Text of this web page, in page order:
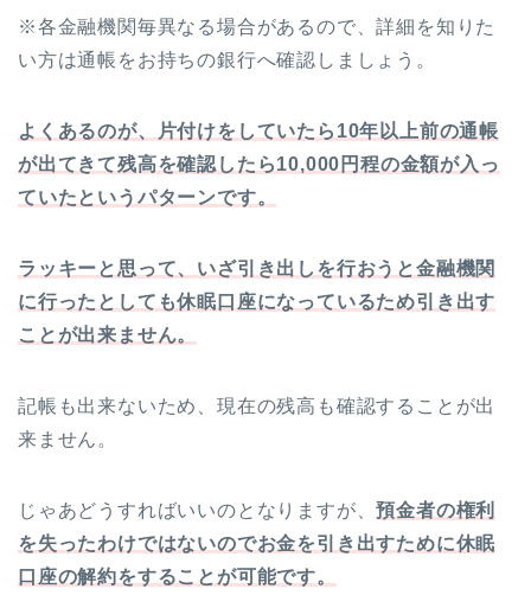
※各金融機関毎異なる場合があるので、詳細を知りた
い方は通帳をお持ちの銀行へ確認しましょう。
よくあるのが、片付けをしていたら10年以上前の通帳
が出てきて残高を確認したら10,000円程の金額が入っ
ていたというパターンです。
ラッキーと思って、いざ引き出しを行おうと金融機関
に行ったとしても休眠口座になっているため引き出す
ことが出来ません。
記帳も出来ないため、現在の残高も確認することが出
来ません。
じゃあどうすればいいのとなりますが、預金者の権利
を失ったわけではないのでお金を引き出すために休眠
口座の解約をすることが可能です。